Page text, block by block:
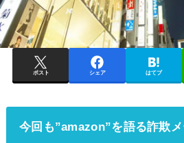
ポスト シェア はてブ
今回も”amazon”を語る詐欺メ